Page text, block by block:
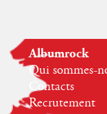
Albumrock
Qui sommes-
Contacts
Recrutement